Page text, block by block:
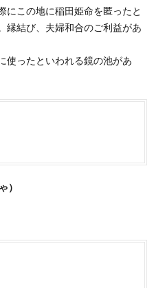
にこの地に稲田姫命を匿ったと
縁結び、夫婦和合のご利益があ
使ったといわれる鏡の池があ
）